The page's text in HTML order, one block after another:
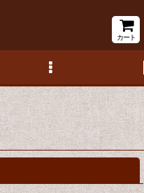
カート